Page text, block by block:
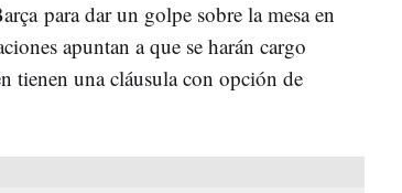
para dar un golpe sobre la mesa en
apuntan a que se harán cargo
tienen una cláusula con opción de